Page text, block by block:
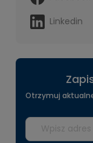
Linkedin
Otrzymuj